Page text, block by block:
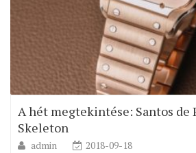
A hét megtekintése: Santos de
Skeleton
admin
2018-09-18